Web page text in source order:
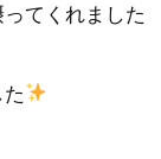
てくれました